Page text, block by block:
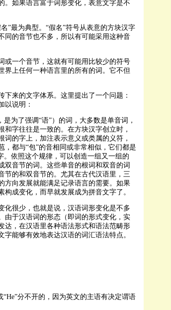
。如果语言富于词形变化，表意文字是不
”最为典型。“假名”符号从表意的方块汉字
同的音节也不多，所以有可能采用这种音
或一个音节，这就有可能用比较少的符号
界上任何一种语言里的所有的词。它不但
来的文字体系。这里提出了一个问题：
以说明：
为了强调“语”）的词，大多数是单音词，
字往往是一致的。在方块汉字创立时，
的字上，加注表示意义或类属的义符，
都与“包”的音相同或非常相似，它们都是
。依照这个规律，可以创造一组又一组的
双音节的词。这些单音的根词和双音的词
节的和双音节的。尤其在古代汉语里，三
方向发展就能满足记录语言的需要。如果
成变化，而早就发展成为拼音文字了。
化很少，也就是说，汉语词形变化是不多
由于汉语词的形态（即词的形式变化，实
达，在汉语里各种语法形式和语法范畴形
能够有效地表达汉语的词汇语法特点。
“He”分不开的，因为英文的主语有决定谓语